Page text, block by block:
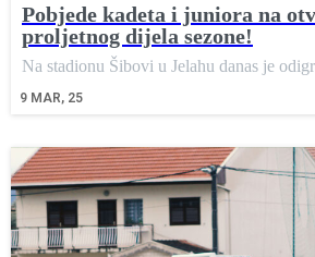
Pobjede kadeta i juniora na
proljetnog dijela sezone!
9 MAR, 25
Na stadionu Šibovi u Jelahu danas je